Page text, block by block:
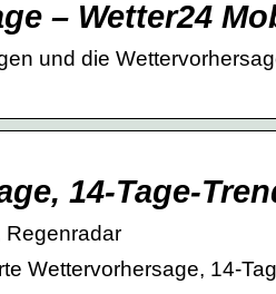
– Wetter24
und die
14-Tage-
Regenradar
Wettervorhersage, 14-